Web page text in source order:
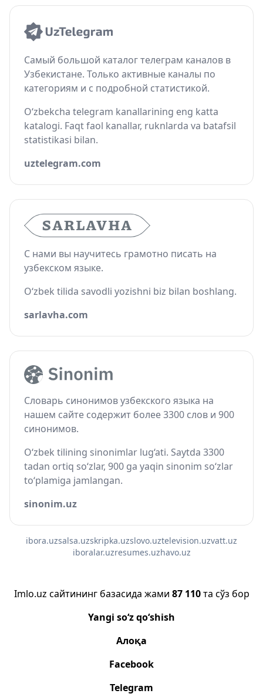
Самый большой каталог телеграм каналов в
Узбекистане. Только активные каналы по
категориям и с подробной статистикой.
O‘zbekcha telegram kanallarining eng katta
katalogi. Faqt faol kanallar, ruknlarda va batafsil
statistikasi bilan.
uztelegram.com
С нами вы научитесь грамотно писать на
узбекском языке.
O‘zbek tilida savodli yozishni biz bilan boshlang.
sarlavha.com
Словарь синонимов узбекского языка на
нашем сайте содержит более 3300 слов и 900
синонимов.
O‘zbek tilining sinonimlar lug‘ati. Saytda 3300
tadan ortiq so‘zlar, 900 ga yaqin sinonim so‘zlar
to‘plamiga jamlangan.
sinonim.uz
ibora.uzsalsa.uzskripka.uzslovo.uztelevision.uzvatt.uz
iboralar.uzresumes.uzhavo.uz
Imlo.uz сайтининг базасида жами 87 110та сўз бор
Yangi so‘z qo‘shish
Алоқа
Facebook
Telegram